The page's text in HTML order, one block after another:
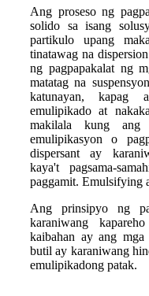
Ang proseso ng
solido sa isang
partikulo upang
tinatawag na
ng pagpapakalat ng
matatag na
katunayan, kapag
emulipikado at
makilala kung
emulipikasyon o
dispersant ay
kaya't pagsama-
paggamit. Emulsifying
Ang prinsipyo ng
karaniwang
kaibahan ay ang
butil ay karaniwang
emulipikadong patak.